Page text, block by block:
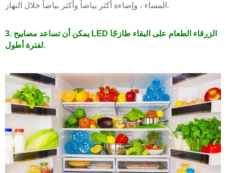
المساء ، وإضاءة أكثر بياضاً وأكثر بياضاً خلال النهار.
3. يمكن أن تساعد مصابيح LED الزرقاء الطعام على البقاء طازجًا
لفترة أطول.